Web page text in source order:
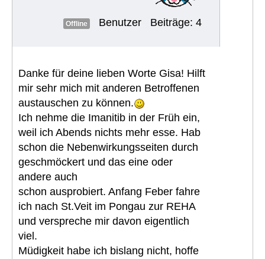
Offline Benutzer Beiträge: 4
Danke für deine lieben Worte Gisa! Hilft
mir sehr mich mit anderen Betroffenen
austauschen zu können.
Ich nehme die Imanitib in der Früh ein,
weil ich Abends nichts mehr esse. Hab
schon die Nebenwirkungsseiten durch
geschmöckert und das eine oder
andere auch
schon ausprobiert. Anfang Feber fahre
ich nach St.Veit im Pongau zur REHA
und verspreche mir davon eigentlich
viel.
Müdigkeit habe ich bislang nicht, hoffe